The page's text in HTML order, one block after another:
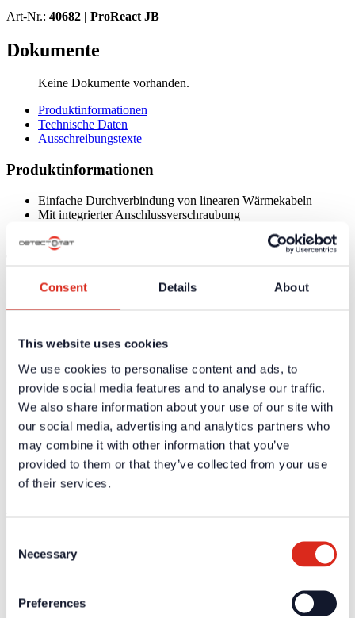
Consent Details About
This website uses cookies
We use cookies to personalise content and ads, to
provide social media features and to analyse our traffic.
We also share information about your use of our site with
our social media, advertising and analytics partners who
may combine it with other information that you’ve
provided to them or that they’ve collected from your use
of their services.
Selection
Necessary
Preferences
Art-Nr.: 40682 | ProReact JB
Dokumente
Keine Dokumente vorhanden.
Produktinformationen
Technische Daten
Ausschreibungstexte
Produktinformationen
Einfache Durchverbindung von linearen Wärmekabeln
Mit integrierter Anschlussverschraubung
Schutzart
IP65
Abmessungen (H x B x T)
VdS-Anerkennung
G220006
Zertifikate / Zulassungen
Weiterführende Informationen und Downloads zu unseren
Produkten und Dienstleistungen sind in dem geschützten
Partnerbereich verfügbar.
Für diepersönlichen Login-Datenist eine einmalige
Registrierung erforderlich.
Weiterführende Informationen und Downloads zu unseren
Produkten und Dienstleistungen sind in dem geschützten
Für die
ist eine einmalige
Registrierung erforderlich.